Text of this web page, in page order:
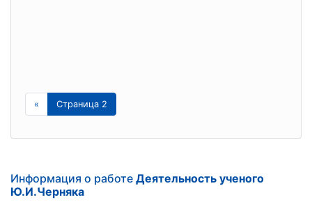
« Страница 2
Информация о работе Деятельность ученого
Ю.И.Черняка